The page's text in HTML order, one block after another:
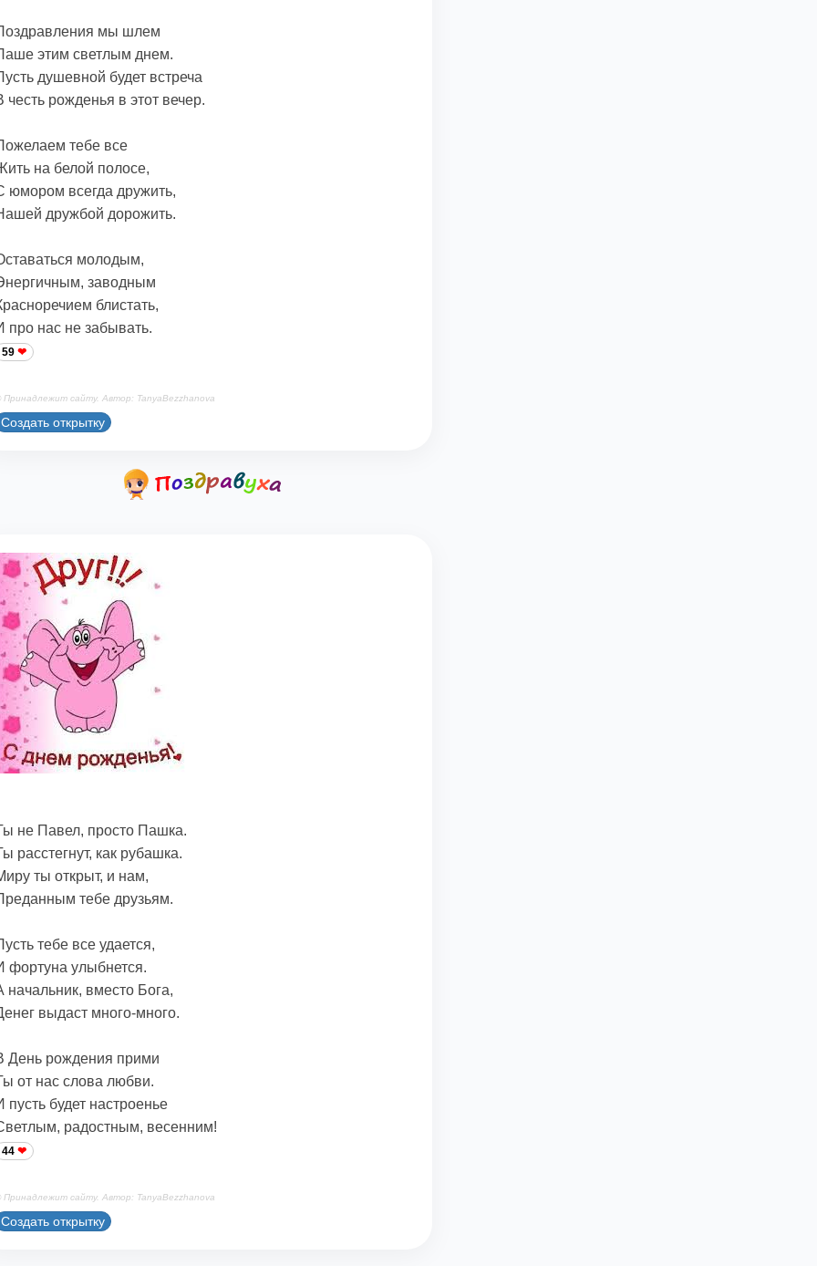
мы шлем
этим светлым днем.
душевной будет встреча
честь рожденья в этот вечер.
тебе все
на белой полосе,
юмором всегда дружить,
дружбой дорожить.
молодым,
заводным
блистать,
про нас не забывать.
59
Принадлежит сайту. Автор: TanyaBezzhanova
Создать открытку
не Павел, просто Пашка.
расстегнут, как рубашка.
ты открыт, и нам,
тебе друзьям.
тебе все удается,
фортуна улыбнется.
начальник, вместо Бога,
выдаст много-много.
День рождения прими
от нас слова любви.
пусть будет настроенье
радостным, весенним!
44
Принадлежит сайту. Автор: TanyaBezzhanova
Создать открытку